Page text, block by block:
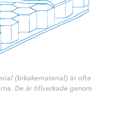
(bikakematerial) är ofta
De är tillverkade genom